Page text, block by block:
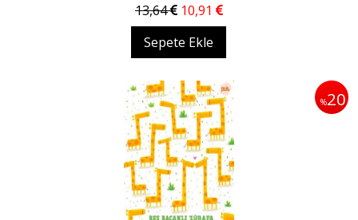
13,64 10,91
Sepete Ekle
%20